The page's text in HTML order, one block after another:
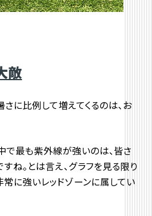
敵
に比例して増えてくるのは、お
で最も紫外線が強いのは、皆さ
ね。とは言え、グラフを見る限り
に強いレッドゾーンに属してい